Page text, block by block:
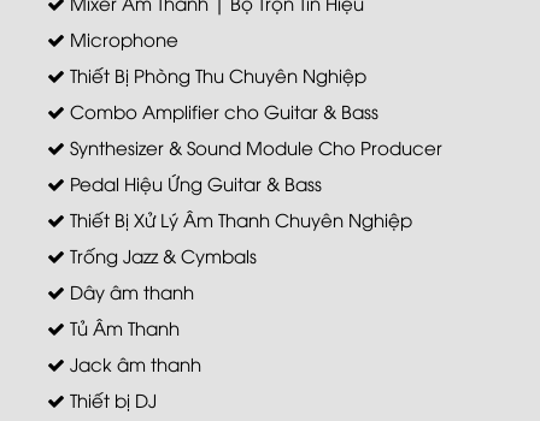
Microphone
Thiết Bị Phòng Thu Chuyên Nghiệp
Combo Amplifier cho Guitar & Bass
Synthesizer & Sound Module Cho Producer
Pedal Hiệu Ứng Guitar & Bass
Thiết Bị Xử Lý Âm Thanh Chuyên Nghiệp
Trống Jazz & Cymbals
Dây âm thanh
Tủ Âm Thanh
Jack âm thanh
Thiết bị DJ